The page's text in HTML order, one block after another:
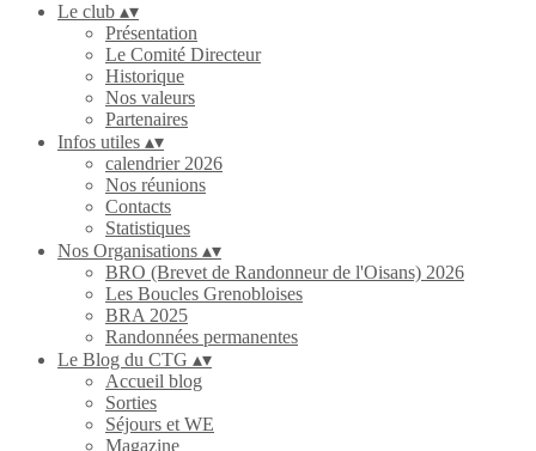
Le club ▴▾
Présentation
Le Comité Directeur
Historique
Nos valeurs
Partenaires
Infos utiles ▴▾
calendrier 2026
Nos réunions
Contacts
Statistiques
Nos Organisations ▴▾
BRO (Brevet de Randonneur de l'Oisans) 2026
Les Boucles Grenobloises
BRA 2025
Randonnées permanentes
Le Blog du CTG ▴▾
Accueil blog
Sorties
Séjours et WE
Magazine